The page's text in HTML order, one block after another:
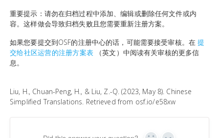
重要提示：请勿在归档过程中添加、编辑或删除任何文件或内
容。这样做会导致归档失败且您需要重新注册方案。
如果您要提交到OSF的注册中心的话，可能需要接受审核。在提
交给社区运营的注册方案表 （英文）中阅读有关审核的更多信
息。
Liu, H., Chuan-Peng, H., & Liu, Z.-Q. (2023, May 8). Chinese
Simplified Translations. Retrieved from osf.io/e58xw